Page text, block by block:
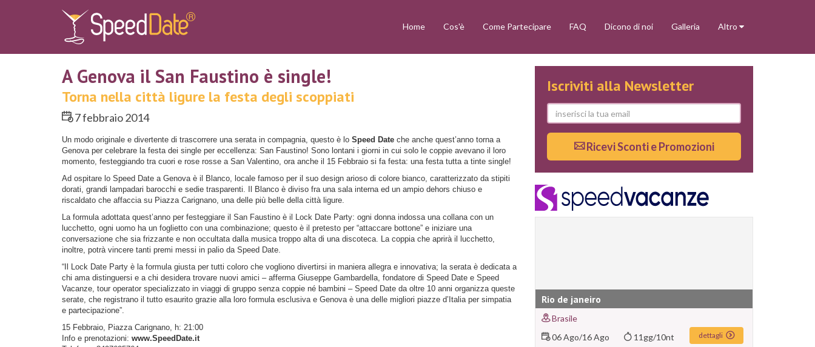
Home Cos'è Come Partecipare FAQ Dicono di noi Galleria Altro
A Genova il San Faustino è single!
Torna nella città ligure la festa degli scoppiati
7 febbraio 2014
Un modo originale e divertente di trascorrere una serata in compagnia, questo è lo Speed Date che anche quest’anno torna a
Genova per celebrare la festa dei single per eccellenza: San Faustino! Sono lontani i giorni in cui solo le coppie avevano il loro
momento, festeggiando tra cuori e rose rosse a San Valentino, ora anche il 15 Febbraio si fa festa: una festa tutta a tinte single!
Ad ospitare lo Speed Date a Genova è il Blanco, locale famoso per il suo design arioso di colore bianco, caratterizzato da stipiti
dorati, grandi lampadari barocchi e sedie trasparenti. Il Blanco è diviso fra una sala interna ed un ampio dehors chiuso e
riscaldato che affaccia su Piazza Carignano, una delle più belle della città ligure.
La formula adottata quest’anno per festeggiare il San Faustino è il Lock Date Party: ogni donna indossa una collana con un
lucchetto, ogni uomo ha un foglietto con una combinazione; questo è il pretesto per “attaccare bottone” e iniziare una
conversazione che sia frizzante e non occultata dalla musica troppo alta di una discoteca. La coppia che aprirà il lucchetto,
inoltre, potrà vincere tanti premi messi in palio da Speed Date.
“Il Lock Date Party è la formula giusta per tutti coloro che vogliono divertirsi in maniera allegra e innovativa; la serata è dedicata a
chi ama distinguersi e a chi desidera trovare nuovi amici – afferma Giuseppe Gambardella, fondatore di Speed Date e Speed
Vacanze, tour operator specializzato in viaggi di gruppo senza coppie né bambini – Speed Date da oltre 10 anni organizza queste
serate, che registrano il tutto esaurito grazie alla loro formula esclusiva e Genova è una delle migliori piazze d’Italia per simpatia
e partecipazione”.
15 Febbraio, Piazza Carignano, h: 21:00
Info e prenotazioni: www.SpeedDate.it
Iscriviti alla Newsletter
Ricevi Sconti e Promozioni
Rio de janeiro
Brasile
06 Ago/16 Ago 11gg/10nt dettagli